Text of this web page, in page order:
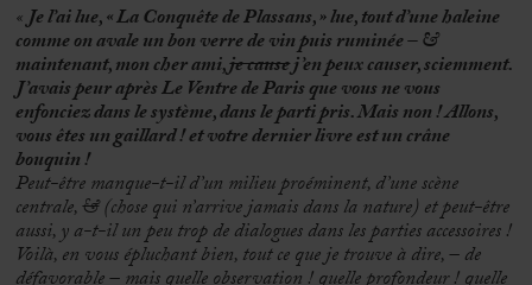
«Je l’ai lue, « La Conquête de Plassans, » lue, tout d’une haleine
comme on avale un bon verre de vin puis ruminée – &
maintenant, mon cher ami,je causej’en peux causer, sciemment.
J’avais peur après Le Ventre de Paris que vous ne vous
enfonciez dans le système, dans le parti pris. Mais non ! Allons,
vous êtes un gaillard ! et votre dernier livre est un crâne
bouquin !
Peut-être manque-t-il d’un milieu proéminent, d’une scène
centrale,&(chose qui n’arrive jamais dans la nature) et peut-être
aussi, y a-t-il un peu trop de dialogues dans les parties accessoires !
Voilà, en vous épluchant bien, tout ce que je trouve à dire, – de